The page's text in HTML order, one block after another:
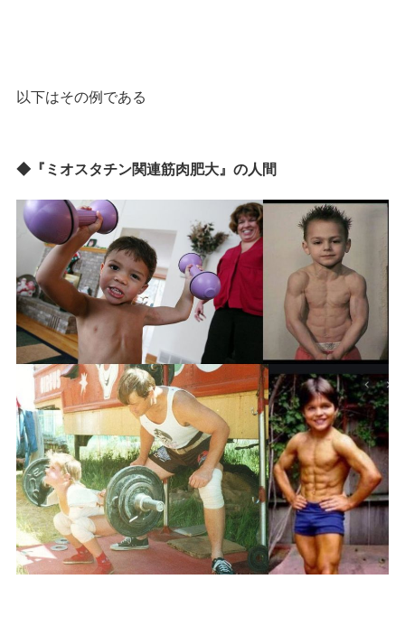
以下はその例である
◆『ミオスタチン関連筋肉肥大』の人間